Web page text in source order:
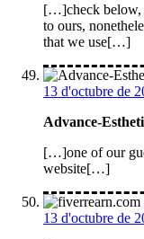
[…]check below,
to ours,
that we use[…]
13 d'octubre de
Advance-
[…]one of our
website[…]
13 d'octubre de